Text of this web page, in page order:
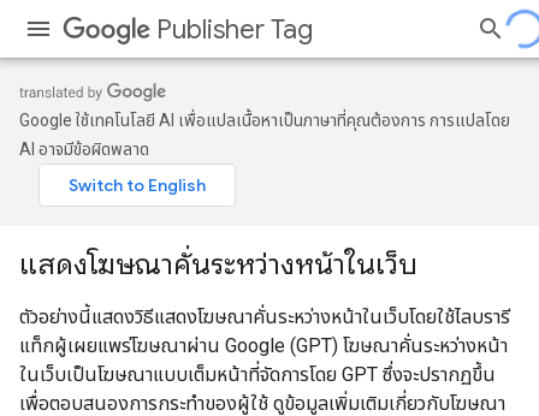
Publisher Tag
Google ใช้เทคโนโลยี AI เพื่อแปลเนื้อหาเป็นภาษาที่คุณต้องการ การแปลโดย
AI อาจมีข้อผิดพลาด
แสดงโฆษณาคั่นระหว่างหน้าในเว็บ
ตัวอย่างนี้แสดงวิธีแสดงโฆษณาคั่นระหว่างหน้าในเว็บโดยใช้ไลบรารี
แท็กผู้เผยแพร่โฆษณาผ่าน Google (GPT) โฆษณาคั่นระหว่างหน้า
ในเว็บเป็นโฆษณาแบบเต็มหน้าที่จัดการโดย GPT ซึ่งจะปรากฏขึ้น
เพื่อตอบสนองการกระทําของผู้ใช้ ดูข้อมูลเพิ่มเติมเกี่ยวกับโฆษณา